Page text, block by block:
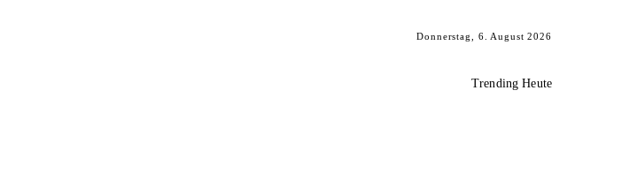
Donnerstag, 6. August 2026
Trending Heute